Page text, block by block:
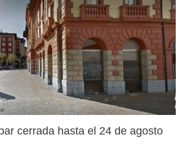
cerrada hasta el 24 de agosto